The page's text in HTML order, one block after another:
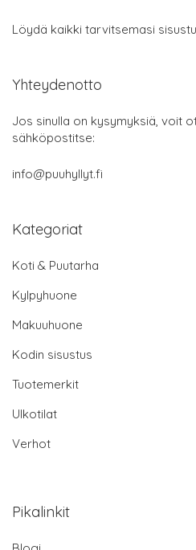
Löydä kaikki tarvitsemasi
Yhteydenotto
Jos sinulla on kysymyksiä, voit
sähköpostitse:
info@puuhyllyt.fi
Kategoriat
Koti & Puutarha
Kylpyhuone
Makuuhuone
Kodin sisustus
Tuotemerkit
Ulkotilat
Verhot
Pikalinkit